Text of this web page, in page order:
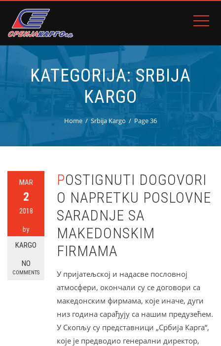
KATEGORIJA:SRBIJA
KARGO
Home Srbija Kargo Page 36
MAR
2
2018
by
KARGO
NO
COMMENTS
POSTIGNUTI DOGOVORI
O NAPRETKU POSLOVNE
SARADNJE SA
MAKEDONSKIM
FIRMAMA
У пријатељској и надасве пословној
атмосфери, окончали су се договори са
македонским фирмама, које иначе, дуги
низ година сарађују са нашим предузећем.
У Скопљу су представници „Србија Карга“,
које је предводио генерални директор,